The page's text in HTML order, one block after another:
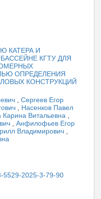
КАТЕРА И
КГТУ ДЛЯ
ОПРЕДЕЛЕНИЯ
КОНСТРУКЦИЙ
Сергеев Егор
Насенков Павел
Карина Витальевна
Анфилофьев Егор
Владимирович
5529-2025-3-79-90